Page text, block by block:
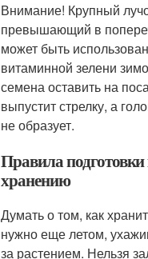
Внимание! Крупный
превышающий в
может быть
витаминной зелени
семена оставить на
выпустит стрелку, а
не образует.
Правила
хранению
Думать о том, как
нужно еще летом,
за растением. Нельзя